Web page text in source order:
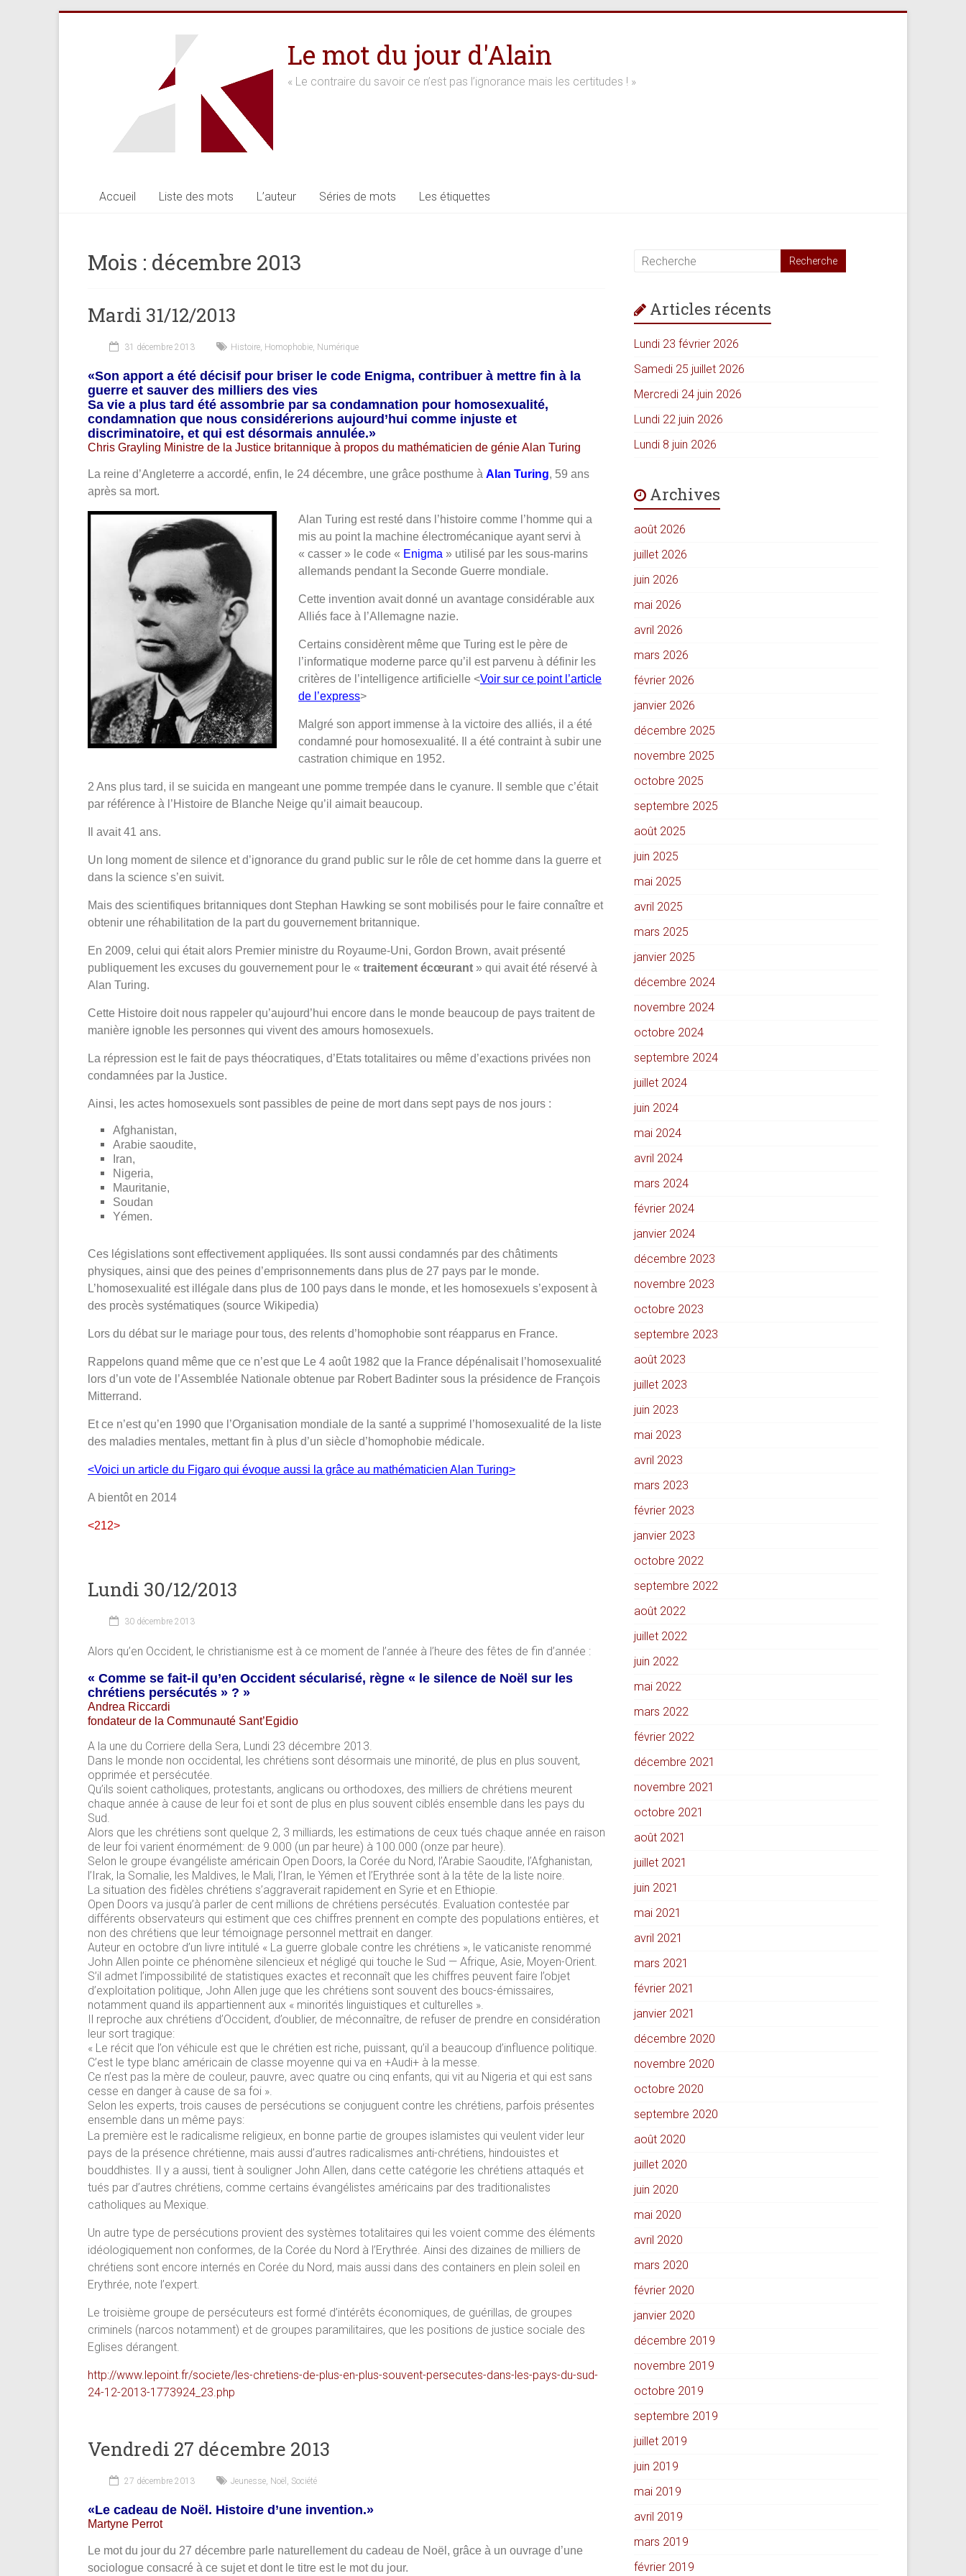
Le mot du jour d'Alain
« Le contraire du savoir ce n’est pas l’ignorance mais les certitudes ! »
Accueil Liste des mots L’auteur Séries de mots Les étiquettes
Mois : décembre 2013
Mardi 31/12/2013
31 décembre 2013 Histoire, Homophobie, Numérique
«Son apport a été décisif pour briser le code Enigma, contribuer à mettre fin à la
guerre et sauver des milliers des vies
Sa vie a plus tard été assombrie par sa condamnation pour homosexualité,
condamnation que nous considérerions aujourd’hui comme injuste et
discriminatoire, et qui est désormais annulée.»
Chris Grayling Ministre de la Justice britannique à propos du mathématicien de génie Alan Turing
La reine d’Angleterre a accordé, enfin, le 24 décembre, une grâce posthume à Alan Turing, 59 ans
après sa mort.
Alan Turing est resté dans l’histoire comme l’homme qui a
mis au point la machine électromécanique ayant servi à
« casser » le code « Enigma » utilisé par les sous-marins
allemands pendant la Seconde Guerre mondiale.
Cette invention avait donné un avantage considérable aux
Alliés face à l’Allemagne nazie.
Certains considèrent même que Turing est le père de
l’informatique moderne parce qu’il est parvenu à définir les
critères de l’intelligence artificielle <Voir sur ce point l’article
de l’express>
Malgré son apport immense à la victoire des alliés, il a été
condamné pour homosexualité. Il a été contraint à subir une
castration chimique en 1952.
2 Ans plus tard, il se suicida en mangeant une pomme trempée dans le cyanure. Il semble que c’était
par référence à l’Histoire de Blanche Neige qu’il aimait beaucoup.
Il avait 41 ans.
Un long moment de silence et d’ignorance du grand public sur le rôle de cet homme dans la guerre et
dans la science s’en suivit.
Mais des scientifiques britanniques dont Stephan Hawking se sont mobilisés pour le faire connaître et
obtenir une réhabilitation de la part du gouvernement britannique.
En 2009, celui qui était alors Premier ministre du Royaume-Uni, Gordon Brown, avait présenté
publiquement les excuses du gouvernement pour le « traitement écœurant » qui avait été réservé à
Alan Turing.
Cette Histoire doit nous rappeler qu’aujourd’hui encore dans le monde beaucoup de pays traitent de
manière ignoble les personnes qui vivent des amours homosexuels.
La répression est le fait de pays théocratiques, d’Etats totalitaires ou même d’exactions privées non
condamnées par la Justice.
Ainsi, les actes homosexuels sont passibles de peine de mort dans sept pays de nos jours :
Afghanistan,
Arabie saoudite,
Iran,
Nigeria,
Mauritanie,
Soudan
Yémen.
Ces législations sont effectivement appliquées. Ils sont aussi condamnés par des châtiments
physiques, ainsi que des peines d’emprisonnements dans plus de 27 pays par le monde.
L’homosexualité est illégale dans plus de 100 pays dans le monde, et les homosexuels s’exposent à
des procès systématiques (source Wikipedia)
Lors du débat sur le mariage pour tous, des relents d’homophobie sont réapparus en France.
Rappelons quand même que ce n’est que Le 4 août 1982 que la France dépénalisait l’homosexualité
lors d’un vote de l’Assemblée Nationale obtenue par Robert Badinter sous la présidence de François
Mitterrand.
Et ce n’est qu’en 1990 que l’Organisation mondiale de la santé a supprimé l’homosexualité de la liste
des maladies mentales, mettant fin à plus d’un siècle d’homophobie médicale.
<Voici un article du Figaro qui évoque aussi la grâce au mathématicien Alan Turing>
A bientôt en 2014
<212>
Lundi 30/12/2013
30 décembre 2013
Alors qu’en Occident, le christianisme est à ce moment de l’année à l’heure des fêtes de fin d’année :
« Comme se fait-il qu’en Occident sécularisé, règne « le silence de Noël sur les
chrétiens persécutés » ? »
Andrea Riccardi
fondateur de la Communauté Sant’Egidio
A la une du Corriere della Sera, Lundi 23 décembre 2013.
Dans le monde non occidental, les chrétiens sont désormais une minorité, de plus en plus souvent,
opprimée et persécutée.
Qu’ils soient catholiques, protestants, anglicans ou orthodoxes, des milliers de chrétiens meurent
chaque année à cause de leur foi et sont de plus en plus souvent ciblés ensemble dans les pays du
Sud.
Alors que les chrétiens sont quelque 2, 3 milliards, les estimations de ceux tués chaque année en raison
de leur foi varient énormément: de 9.000 (un par heure) à 100.000 (onze par heure).
Selon le groupe évangéliste américain Open Doors, la Corée du Nord, l’Arabie Saoudite, l’Afghanistan,
l’Irak, la Somalie, les Maldives, le Mali, l’Iran, le Yémen et l’Erythrée sont à la tête de la liste noire.
La situation des fidèles chrétiens s’aggraverait rapidement en Syrie et en Ethiopie.
Open Doors va jusqu’à parler de cent millions de chrétiens persécutés. Evaluation contestée par
différents observateurs qui estiment que ces chiffres prennent en compte des populations entières, et
non des chrétiens que leur témoignage personnel mettrait en danger.
Auteur en octobre d’un livre intitulé « La guerre globale contre les chrétiens », le vaticaniste renommé
John Allen pointe ce phénomène silencieux et négligé qui touche le Sud — Afrique, Asie, Moyen-Orient.
S’il admet l’impossibilité de statistiques exactes et reconnaît que les chiffres peuvent faire l’objet
d’exploitation politique, John Allen juge que les chrétiens sont souvent des boucs-émissaires,
notamment quand ils appartiennent aux « minorités linguistiques et culturelles ».
Il reproche aux chrétiens d’Occident, d’oublier, de méconnaître, de refuser de prendre en considération
leur sort tragique:
« Le récit que l’on véhicule est que le chrétien est riche, puissant, qu’il a beaucoup d’influence politique.
C’est le type blanc américain de classe moyenne qui va en +Audi+ à la messe.
Ce n’est pas la mère de couleur, pauvre, avec quatre ou cinq enfants, qui vit au Nigeria et qui est sans
cesse en danger à cause de sa foi ».
Selon les experts, trois causes de persécutions se conjuguent contre les chrétiens, parfois présentes
ensemble dans un même pays:
La première est le radicalisme religieux, en bonne partie de groupes islamistes qui veulent vider leur
pays de la présence chrétienne, mais aussi d’autres radicalismes anti-chrétiens, hindouistes et
bouddhistes. Il y a aussi, tient à souligner John Allen, dans cette catégorie les chrétiens attaqués et
tués par d’autres chrétiens, comme certains évangélistes américains par des traditionalistes
catholiques au Mexique.
Un autre type de persécutions provient des systèmes totalitaires qui les voient comme des éléments
idéologiquement non conformes, de la Corée du Nord à l’Erythrée. Ainsi des dizaines de milliers de
chrétiens sont encore internés en Corée du Nord, mais aussi dans des containers en plein soleil en
Erythrée, note l’expert.
Le troisième groupe de persécuteurs est formé d’intérêts économiques, de guérillas, de groupes
criminels (narcos notamment) et de groupes paramilitaires, que les positions de justice sociale des
Eglises dérangent.
http://www.lepoint.fr/societe/les-chretiens-de-plus-en-plus-souvent-persecutes-dans-les-pays-du-sud-
24-12-2013-1773924_23.php
Vendredi 27 décembre 2013
27 décembre 2013 Jeunesse, Noël , Société
«Le cadeau de Noël. Histoire d’une invention.»
Martyne Perrot
Le mot du jour du 27 décembre parle naturellement du cadeau de Noël, grâce à un ouvrage d’une
sociologue consacré à ce sujet et dont le titre est le mot du jour.
Articles récents
Lundi 23 février 2026
Samedi 25 juillet 2026
Mercredi 24 juin 2026
Lundi 22 juin 2026
Lundi 8 juin 2026
Archives
août 2026
juillet 2026
juin 2026
mai 2026
avril 2026
mars 2026
février 2026
janvier 2026
décembre 2025
novembre 2025
octobre 2025
septembre 2025
août 2025
juin 2025
mai 2025
avril 2025
mars 2025
janvier 2025
décembre 2024
novembre 2024
octobre 2024
septembre 2024
juillet 2024
juin 2024
mai 2024
avril 2024
mars 2024
février 2024
janvier 2024
décembre 2023
novembre 2023
octobre 2023
septembre 2023
août 2023
juillet 2023
juin 2023
mai 2023
avril 2023
mars 2023
février 2023
janvier 2023
octobre 2022
septembre 2022
août 2022
juillet 2022
juin 2022
mai 2022
mars 2022
février 2022
décembre 2021
novembre 2021
octobre 2021
août 2021
juillet 2021
juin 2021
mai 2021
avril 2021
mars 2021
février 2021
janvier 2021
décembre 2020
novembre 2020
octobre 2020
septembre 2020
août 2020
juillet 2020
juin 2020
mai 2020
avril 2020
mars 2020
février 2020
janvier 2020
décembre 2019
novembre 2019
octobre 2019
septembre 2019
juillet 2019
juin 2019
mai 2019
avril 2019
mars 2019
février 2019